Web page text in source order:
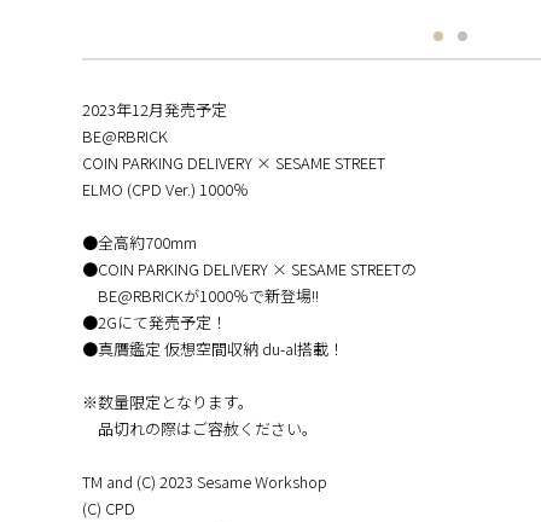
2023年12月発売予定
BE@RBRICK
COIN PARKING DELIVERY × SESAME STREET
ELMO (CPD Ver.) 1000％
●全高約700mm
●COIN PARKING DELIVERY × SESAME STREETの
BE@RBRICKが1000％で新登場!!
●2Gにて発売予定！
●真贋鑑定 仮想空間収納 du-al搭載！
※数量限定となります。
品切れの際はご容赦ください。
TM and (C) 2023 Sesame Workshop
(C) CPD